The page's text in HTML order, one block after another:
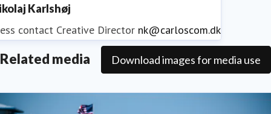
Karlshøj
contact Creative Director nk@carloscom.dk
Related media Download images for media use